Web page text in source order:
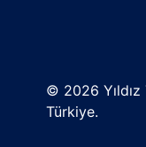
© 2026
Türkiye.